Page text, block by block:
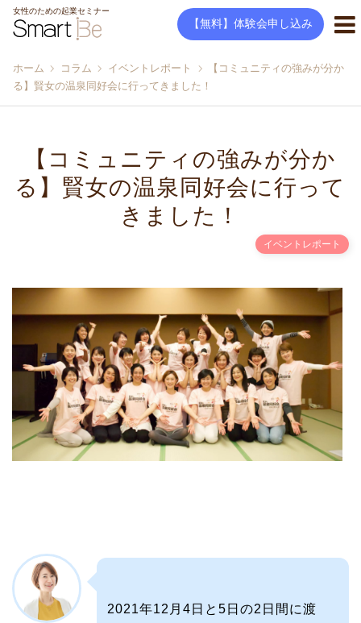
女性のための起業セミナー
【無料】体験会申し込み
ホーム コラム イベントレポート
【コミュニティの強みが分か
る】賢女の温泉同好会に行ってきました！
【コミュニティの強みが分か
る】賢女の温泉同好会に行って
きました！
イベントレポート
2021年12月4日と5日の2日間に渡